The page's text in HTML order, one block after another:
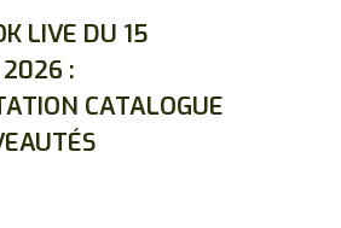
LIVE DU 15
2026 :
CATALOGUE